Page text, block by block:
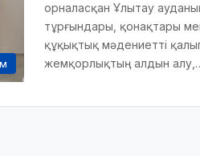
орналасқан Ұлытау
тұрғындары, қонақтары
құқықтық мәдениетті
жемқорлықтың алдын